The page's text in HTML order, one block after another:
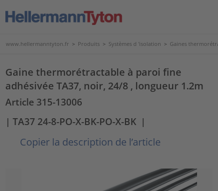
www.hellermanntyton.fr > Produits > Systèmes d 'isolation > Gaines
Gaine thermorétractable à paroi fine
adhésivée TA37, noir, 24/8 , longueur 1.2m
Article 315-13006
| TA37 24-8-PO-X-BK-PO-X-BK |
Copier la description de l’article